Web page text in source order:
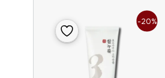
-20%